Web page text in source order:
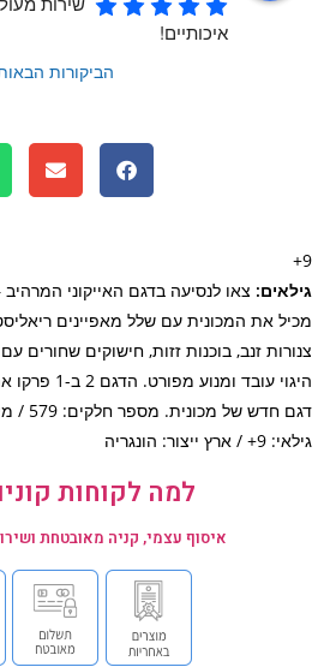
איכותיים!
הביקורות הבאות
זנב, בוכנות זזות, חישוקים שחורים עם
היגוי עובד ומנוע
הונגריה
למה לקוחות קונים
איסוף עצמי, קניה מאובטחת ושירות